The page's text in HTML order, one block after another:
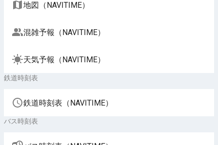
地図（NAVITIME）
混雑予報（NAVITIME）
天気予報（NAVITIME）
鉄道時刻表
鉄道時刻表（NAVITIME）
バス時刻表